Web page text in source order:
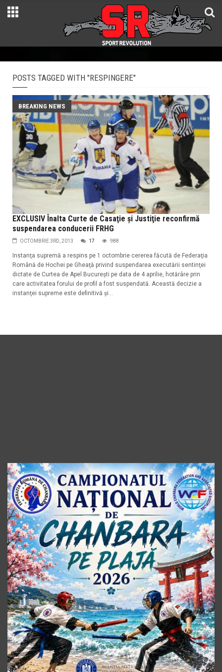
POSTS TAGGED WITH "RESPINGERE"
BREAKING NEWS
EXCLUSIV Înalta Curte de Casaţie şi Justiţie reconfirmă
suspendarea conducerii FRHG
OCTOMBRIE 3RD, 2013 17 988
Instanţa supremă a respins pe 1 octombrie cererea făcută de Federaţia
Română de Hochei pe Gheaţă privind suspendarea executării sentinţei
dictate de Curtea de Apel Bucureşti pe data de 4 aprilie, hotărâre prin
care activitatea forului de profil a fost suspendată. Această decizie a
instanţei supreme este definitivă şi...